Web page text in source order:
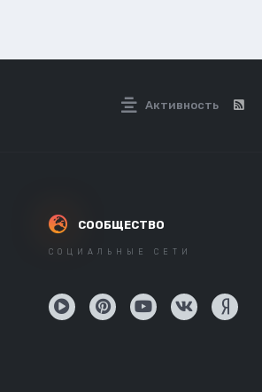
Активность
СООБЩЕСТВО
СОЦИАЛЬНЫЕ СЕТИ